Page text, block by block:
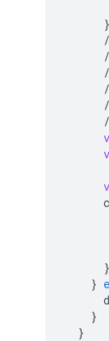
}
}
}
}
}